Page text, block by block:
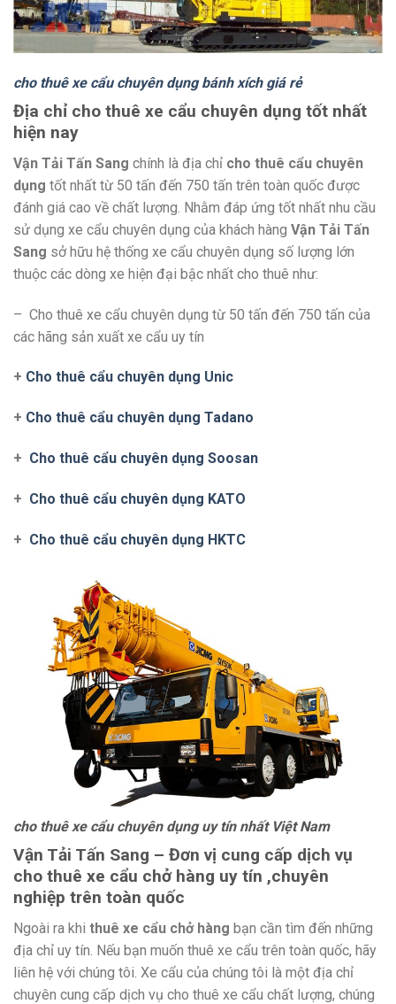
cho thuê xe cẩu chuyên dụng bánh xích giá rẻ
Địa chỉ cho thuê xe cẩu chuyên dụng tốt nhất
hiện nay
Vận Tải Tấn Sang chính là địa chỉ cho thuê cẩu chuyên
dụng tốt nhất từ 50 tấn đến 750 tấn trên toàn quốc được
đánh giá cao về chất lượng. Nhằm đáp ứng tốt nhất nhu cầu
sử dụng xe cẩu chuyên dụng của khách hàng Vận Tải Tấn
Sang sở hữu hệ thống xe cẩu chuyên dụng số lượng lớn
thuộc các dòng xe hiện đại bậc nhất cho thuê như:
– Cho thuê xe cẩu chuyên dụng từ 50 tấn đến 750 tấn của
các hãng sản xuất xe cẩu uy tín
+ Cho thuê cẩu chuyên dụng Unic
+ Cho thuê cẩu chuyên dụng Tadano
+ Cho thuê cẩu chuyên dụng Soosan
+ Cho thuê cẩu chuyên dụng KATO
+ Cho thuê cẩu chuyên dụng HKTC
cho thuê xe cẩu chuyên dụng uy tín nhất Việt Nam
Vận Tải Tấn Sang – Đơn vị cung cấp dịch vụ
cho thuê xe cẩu chở hàng uy tín ,chuyên
nghiệp trên toàn quốc
Ngoài ra khi thuê xe cẩu chở hàng bạn cần tìm đến những
địa chỉ uy tín. Nếu bạn muốn thuê xe cẩu trên toàn quốc, hãy
liên hệ với chúng tôi. Xe cẩu của chúng tôi là một địa chỉ
chuyên cung cấp dịch vụ cho thuê xe cẩu chất lượng, chúng